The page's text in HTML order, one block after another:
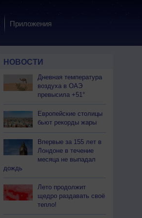
Приложения
НОВОСТИ
Дневная температура
воздуха в ОАЭ
превысила +51°
Европейские столицы
бьют рекорды жары
Впервые за 155 лет в
Лондоне в течение
месяца не выпадал
дождь
Лето продолжит
щедро раздавать своё
тепло!